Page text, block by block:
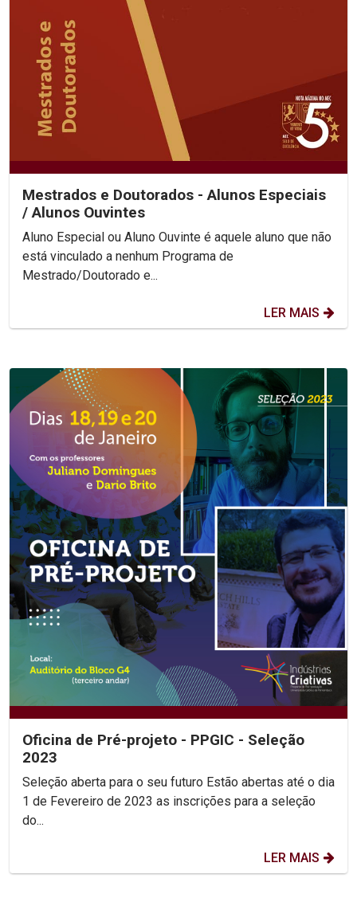
Mestrados e Doutorados - Alunos Especiais
/ Alunos Ouvintes
Aluno Especial ou Aluno Ouvinte é aquele aluno que não
está vinculado a nenhum Programa de
Mestrado/Doutorado e...
LER MAIS
Oficina de Pré-projeto - PPGIC - Seleção
2023
Seleção aberta para o seu futuro Estão abertas até o dia
1 de Fevereiro de 2023 as inscrições para a seleção
do...
LER MAIS